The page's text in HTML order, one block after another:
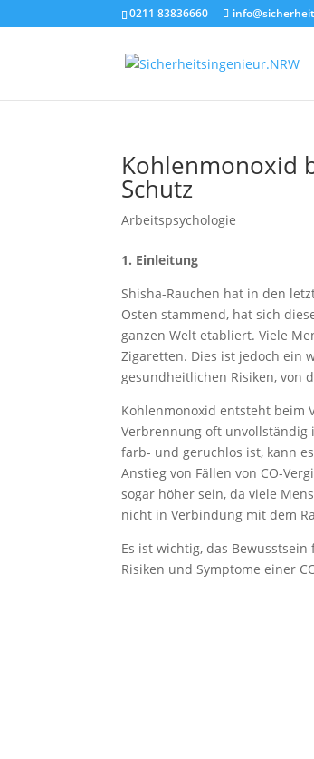
0211 83836660
Kohlenmonoxid
Schutz
Arbeitspsychologie
1. Einleitung
Shisha-Rauchen hat in den
Osten stammend, hat sich
ganzen Welt etabliert. Viele
Zigaretten. Dies ist jedoch ein
gesundheitlichen Risiken, von
Kohlenmonoxid entsteht beim
Verbrennung oft unvollständig
farb- und geruchlos ist, kann
Anstieg von Fällen von CO-
sogar höher sein, da viele
nicht in Verbindung mit dem
Es ist wichtig, das
Risiken und Symptome einer